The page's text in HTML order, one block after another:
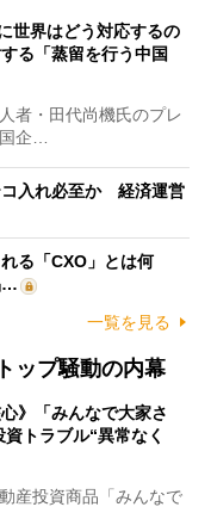
世界はどう対応するの
る「蒸留を行う中国
者・田代尚機氏のプレ
企…
コ入れ必至か 経済運営
る「CXO」とは何
…
一覧を見る
ップ騒動の内幕
》「みんなで大家さ
トラブル“異常なく
産投資商品「みんなで